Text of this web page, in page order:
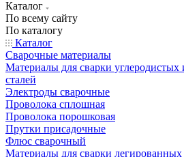
Каталог
По всему сайту
По каталогу
Каталог
Сварочные материалы
Материалы для сварки углеродистых
сталей
Электроды сварочные
Проволока сплошная
Проволока порошковая
Прутки присадочные
Флюс сварочный
Материалы для сварки